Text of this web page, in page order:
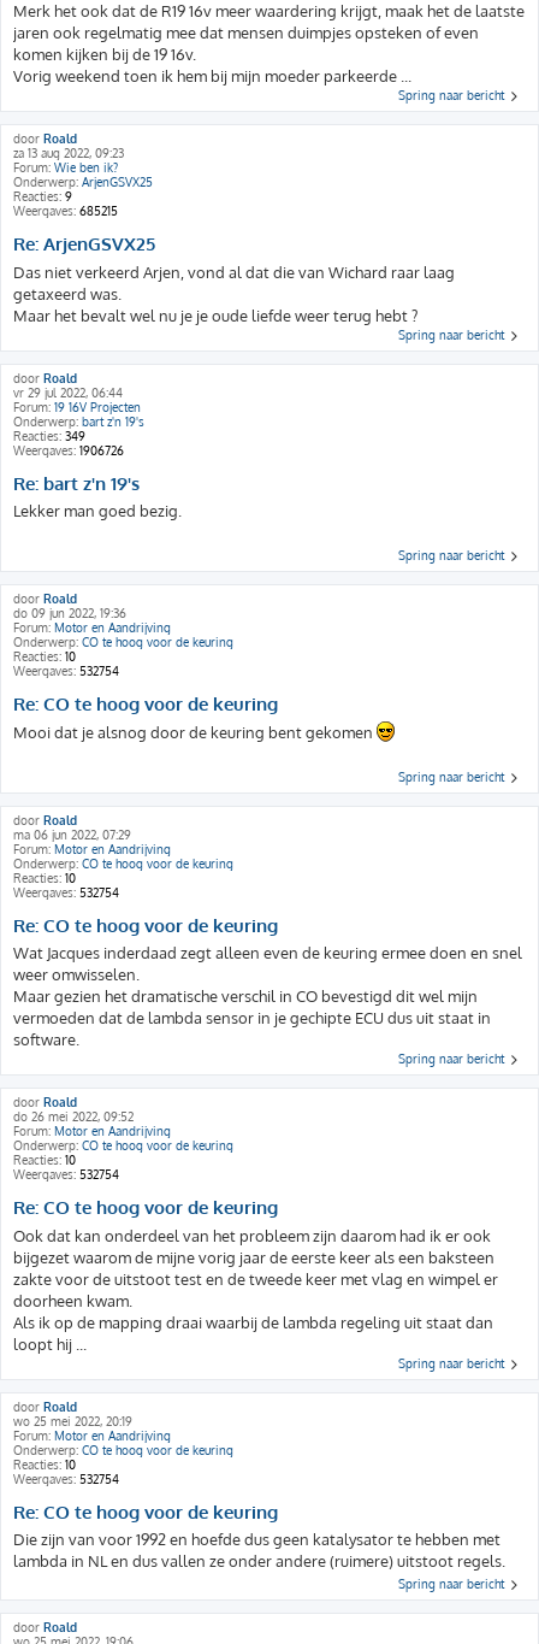
Merk het ook dat de R19 16v meer waardering krijgt, maak het de laatste
jaren ook regelmatig mee dat mensen duimpjes opsteken of even
komen kijken bij de 19 16v.
Vorig weekend toen ik hem bij mijn moeder parkeerde ...
Spring naar bericht
door Roald
za 13 aug 2022, 09:23
Forum: Wie ben ik?
Onderwerp: ArjenGSVX25
Reacties: 9
Weergaves: 685215
Re: ArjenGSVX25
Das niet verkeerd Arjen, vond al dat die van Wichard raar laag
getaxeerd was.
Maar het bevalt wel nu je je oude liefde weer terug hebt ?
Spring naar bericht
door Roald
vr 29 jul 2022, 06:44
Forum: 19 16V Projecten
Onderwerp: bart z'n 19's
Reacties: 349
Weergaves: 1906726
Re: bart z'n 19's
Lekker man goed bezig.
Spring naar bericht
door Roald
do 09 jun 2022, 19:36
Forum: Motor en Aandrijving
Onderwerp: CO te hoog voor de keuring
Reacties: 10
Weergaves: 532754
Re: CO te hoog voor de keuring
Mooi dat je alsnog door de keuring bent gekomen
Spring naar bericht
door Roald
ma 06 jun 2022, 07:29
Forum: Motor en Aandrijving
Onderwerp: CO te hoog voor de keuring
Reacties: 10
Weergaves: 532754
Re: CO te hoog voor de keuring
Wat Jacques inderdaad zegt alleen even de keuring ermee doen en snel
weer omwisselen.
Maar gezien het dramatische verschil in CO bevestigd dit wel mijn
vermoeden dat de lambda sensor in je gechipte ECU dus uit staat in
software.
Spring naar bericht
door Roald
do 26 mei 2022, 09:52
Forum: Motor en Aandrijving
Onderwerp: CO te hoog voor de keuring
Reacties: 10
Weergaves: 532754
Re: CO te hoog voor de keuring
Ook dat kan onderdeel van het probleem zijn daarom had ik er ook
bijgezet waarom de mijne vorig jaar de eerste keer als een baksteen
zakte voor de uitstoot test en de tweede keer met vlag en wimpel er
doorheen kwam.
Als ik op de mapping draai waarbij de lambda regeling uit staat dan
loopt hij ...
Spring naar bericht
door Roald
wo 25 mei 2022, 20:19
Forum: Motor en Aandrijving
Onderwerp: CO te hoog voor de keuring
Reacties: 10
Weergaves: 532754
Re: CO te hoog voor de keuring
Die zijn van voor 1992 en hoefde dus geen katalysator te hebben met
lambda in NL en dus vallen ze onder andere (ruimere) uitstoot regels.
Spring naar bericht
door Roald